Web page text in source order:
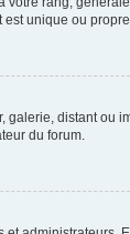
unique ou
distant ou
du forum.